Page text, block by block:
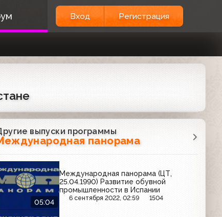
Вход Регистрация
выпуски программы
панорама
05:04
Международная панорама (ЦТ,
25.04.1990) Развитие обувной
промышленности в Испании
6 сентября 2022, 02:59 1504